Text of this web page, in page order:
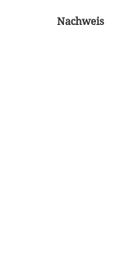
Nachweis